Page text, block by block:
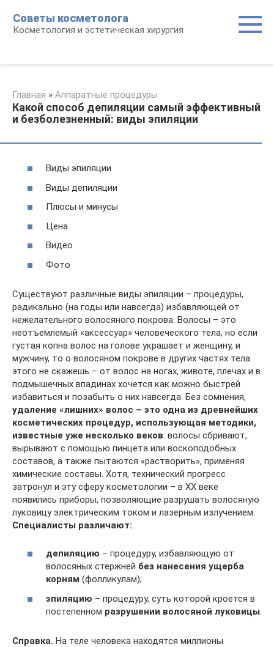
контенту
Советы косметолога
Косметология и эстетическая хирургия
Главная » Аппаратные процедуры
Какой способ депиляции самый эффективный
и безболезненный: виды эпиляции
Виды эпиляции
Виды депиляции
Плюсы и минусы
Цена
Видео
Фото
Существуют различные виды эпиляции – процедуры,
радикально (на годы или навсегда) избавляющей от
нежелательного волосяного покрова. Волосы – это
неотъемлемый «аксессуар» человеческого тела, но если
густая копна волос на голове украшает и женщину, и
мужчину, то о волосяном покрове в других частях тела
этого не скажешь – от волос на ногах, животе, плечах и в
подмышечных впадинах хочется как можно быстрей
избавиться и позабыть о них навсегда. Без сомнения,
удаление «лишних» волос – это одна из древнейших
косметических процедур, использующая методики,
известные уже несколько веков: волосы сбривают,
вырывают с помощью пинцета или воскоподобных
составов, а также пытаются «растворить», применяя
химические составы. Хотя, технический прогресс
затронул и эту сферу косметологии – в XX веке
появились приборы, позволяющие разрушать волосяную
луковицу электрическим током и лазерным излучением.
Специалисты различают:
депиляцию – процедуру, избавляющую от
волосяных стержней без нанесения ущерба
корням (фолликулам);
эпиляцию – процедуру, суть которой кроется в
постепенном разрушении волосяной луковицы
Справка. На теле человека находятся миллионы